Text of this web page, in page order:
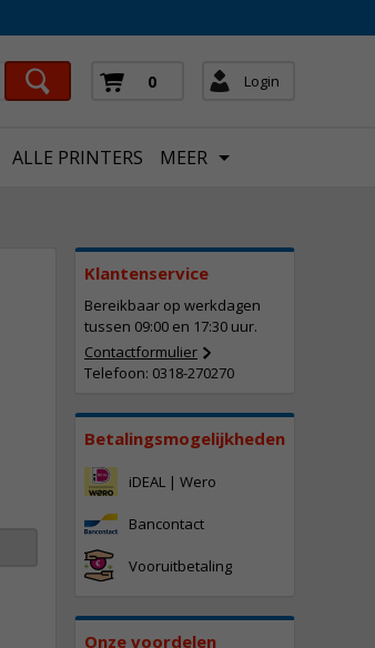
0 Login
ALLE PRINTERS MEER
Klantenservice
Bereikbaar op werkdagen
tussen 09:00 en 17:30 uur.
Contactformulier
Telefoon: 0318-270270
Betalingsmogelijkheden
iDEAL | Wero
Bancontact
Vooruitbetaling
Onze voordelen